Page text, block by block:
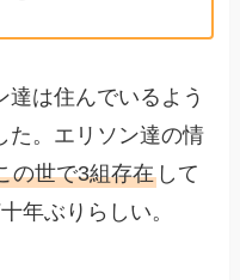
達は住んでいるよう
た。エリソン達の情
の世で3組存在 して
年ぶりらしい。